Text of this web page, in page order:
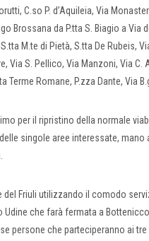
C.so P. d’Aquileia, Via
Brossana da P.tta S. Biagio a
M.te di Pietà, S.tta De Rubeis,
Via S. Pellico, Via Manzoni, Via
Romane, P.zza Dante, Via
per il ripristino della normale
singole aree interessate,
del Friuli utilizzando il comodo
che farà fermata a
persone che parteciperanno ai